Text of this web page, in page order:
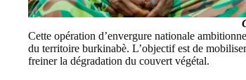
Cette opération d’envergure nationale
du territoire burkinabè. L’objectif est de
freiner la dégradation du couvert végétal.